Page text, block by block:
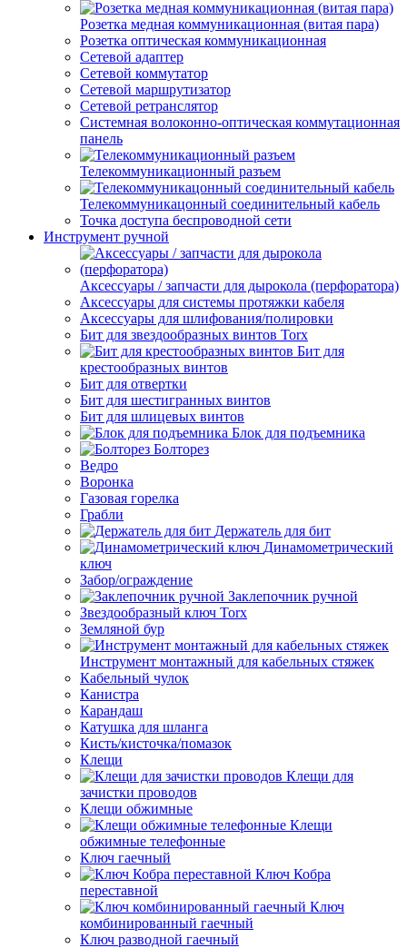
Розетка медная коммуникационная (витая пара)
Розетка оптическая коммуникационная
Сетевой адаптер
Сетевой коммутатор
Сетевой маршрутизатор
Сетевой ретранслятор
Системная волоконно-оптическая коммутационная
панель
Телекоммуникационный разъем
Телекоммуникацонный соединительный кабель
Точка доступа беспроводной сети
Инструмент ручной
Аксессуары / запчасти для дырокола (перфоратора)
Аксессуары для системы протяжки кабеля
Аксессуары для шлифования/полировки
Бит для звездообразных винтов Torx
Бит для
крестообразных винтов
Бит для отвертки
Бит для шестигранных винтов
Бит для шлицевых винтов
Блок для подъемника
Болторез
Ведро
Воронка
Газовая горелка
Грабли
Держатель для бит
Динамометрический
ключ
Забор/ограждение
Заклепочник ручной
Звездообразный ключ Torx
Земляной бур
Инструмент монтажный для кабельных стяжек
Кабельный чулок
Канистра
Карандаш
Катушка для шланга
Кисть/кисточка/помазок
Клещи
Клещи для
зачистки проводов
Клещи обжимные
Клещи
обжимные телефонные
Ключ гаечный
Ключ Кобра
переставной
Ключ
комбинированный гаечный
Ключ разводной гаечный